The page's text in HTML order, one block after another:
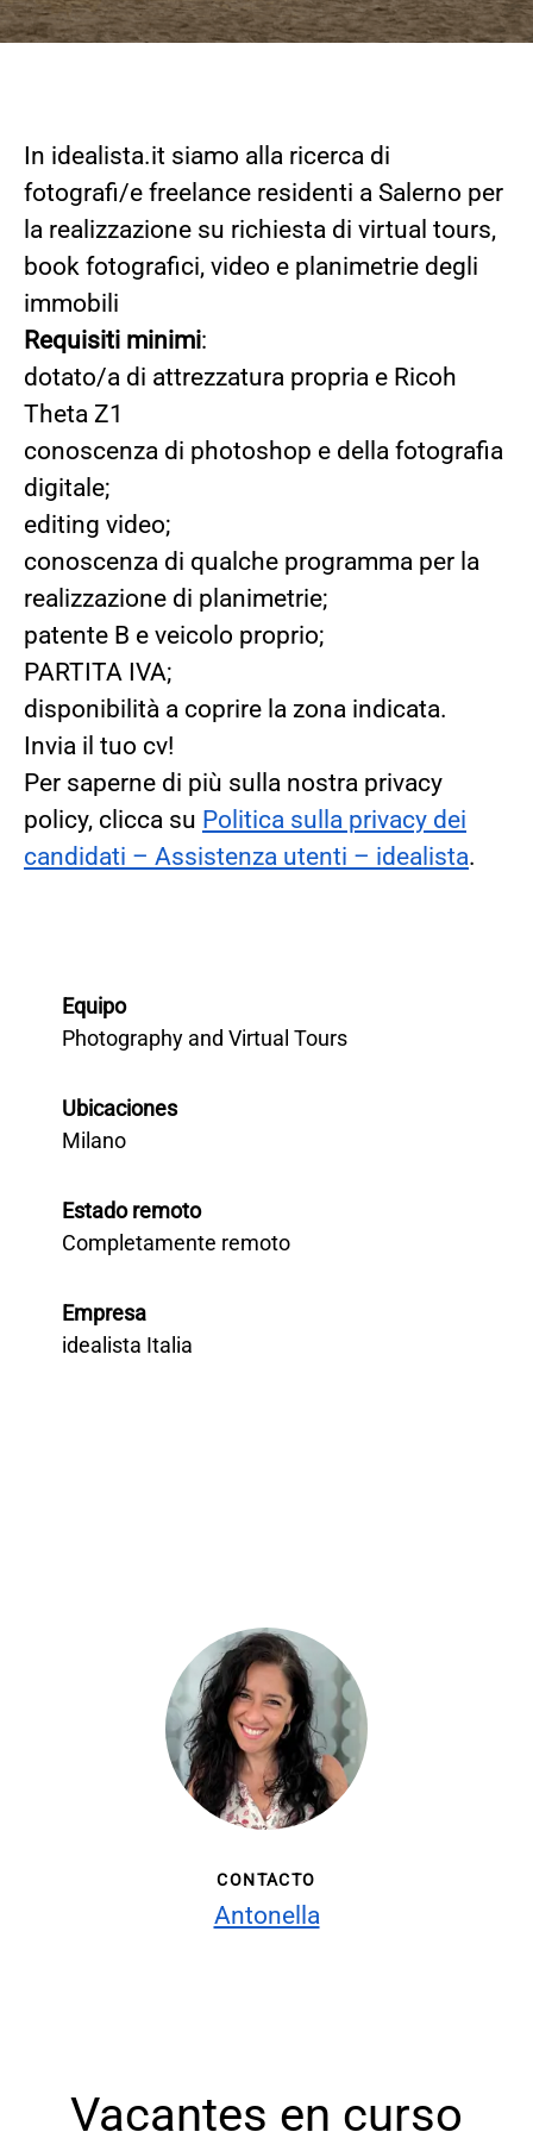
In idealista.it siamo alla ricerca di
fotografi/e freelance residenti a Salerno per
la realizzazione su richiesta di virtual tours,
book fotografici, video e planimetrie degli
immobili
Requisiti minimi:
dotato/a di attrezzatura propria e Ricoh
Theta Z1
conoscenza di photoshop e della fotografia
digitale;
editing video;
conoscenza di qualche programma per la
realizzazione di planimetrie;
patente B e veicolo proprio;
PARTITA IVA;
disponibilità a coprire la zona indicata.
Invia il tuo cv!
Per saperne di più sulla nostra privacy
policy, clicca su Politica sulla privacy dei
candidati – Assistenza utenti – idealista.
Equipo
Photography and Virtual Tours
Ubicaciones
Milano
Estado remoto
Completamente remoto
Empresa
idealista Italia
CONTACTO
Antonella
Vacantes en curso